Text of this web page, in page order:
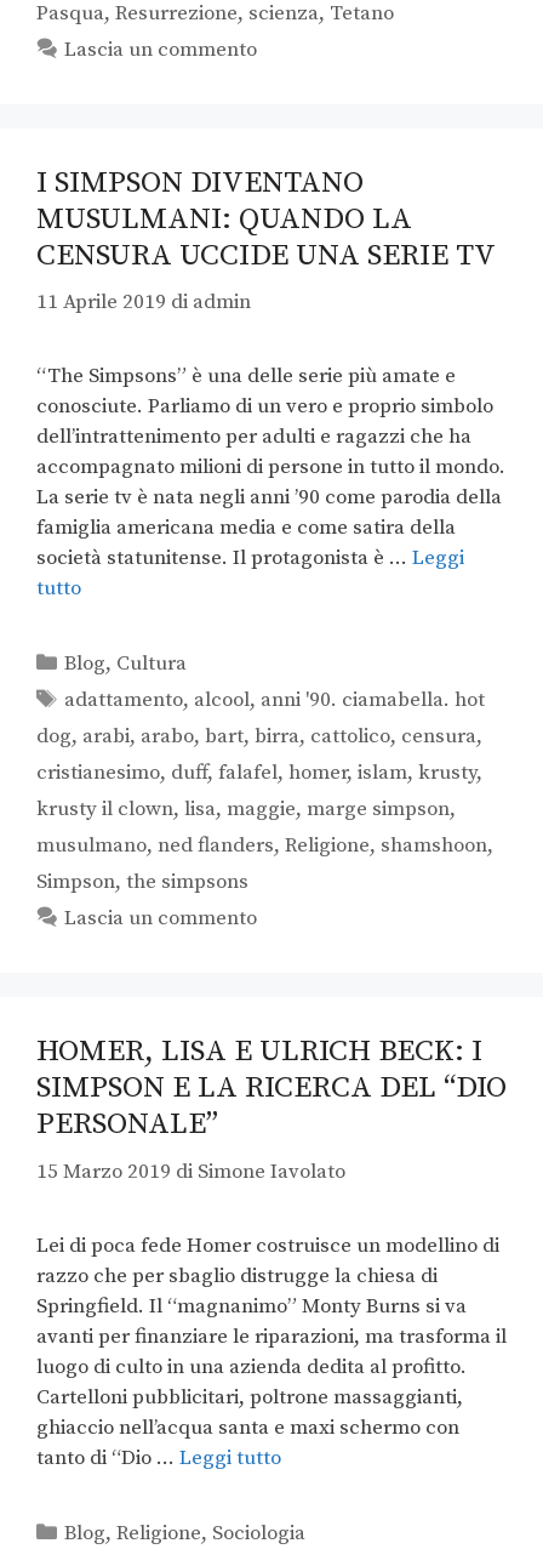
Pasqua, Resurrezione, scienza, Tetano
Lascia un commento
I SIMPSON DIVENTANO
MUSULMANI: QUANDO LA
CENSURA UCCIDE UNA SERIE TV
11 Aprile 2019 di admin
“The Simpsons” è una delle serie più amate e
conosciute. Parliamo di un vero e proprio simbolo
dell’intrattenimento per adulti e ragazzi che ha
accompagnato milioni di persone in tutto il mondo.
La serie tv è nata negli anni ’90 come parodia della
famiglia americana media e come satira della
società statunitense. Il protagonista è … Leggi
tutto
Blog, Cultura
adattamento, alcool, anni '90. ciamabella. hot
dog, arabi, arabo, bart, birra, cattolico, censura,
cristianesimo, duff, falafel, homer, islam, krusty,
krusty il clown, lisa, maggie, marge simpson,
musulmano, ned flanders, Religione, shamshoon,
Simpson, the simpsons
Lascia un commento
HOMER, LISA E ULRICH BECK: I
SIMPSON E LA RICERCA DEL “DIO
PERSONALE”
15 Marzo 2019 di Simone Iavolato
Lei di poca fede Homer costruisce un modellino di
razzo che per sbaglio distrugge la chiesa di
Springfield. Il “magnanimo” Monty Burns si va
avanti per finanziare le riparazioni, ma trasforma il
luogo di culto in una azienda dedita al profitto.
Cartelloni pubblicitari, poltrone massaggianti,
ghiaccio nell’acqua santa e maxi schermo con
tanto di “Dio … Leggi tutto
Blog,Religione, Sociologia